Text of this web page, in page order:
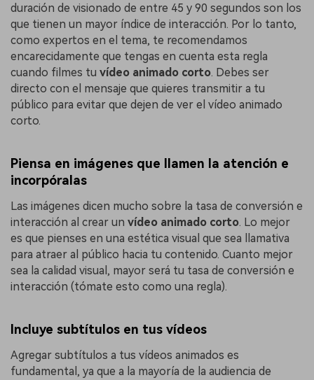
duración de visionado de entre 45 y 90 segundos son los
que tienen un mayor índice de interacción. Por lo tanto,
como expertos en el tema, te recomendamos
encarecidamente que tengas en cuenta esta regla
cuando filmes tu vídeo animado corto. Debes ser
directo con el mensaje que quieres transmitir a tu
público para evitar que dejen de ver el vídeo animado
corto.
Piensa en imágenes que llamen la atención e
incorpóralas
Las imágenes dicen mucho sobre la tasa de conversión e
interacción al crear un vídeo animado corto. Lo mejor
es que pienses en una estética visual que sea llamativa
para atraer al público hacia tu contenido. Cuanto mejor
sea la calidad visual, mayor será tu tasa de conversión e
interacción (tómate esto como una regla).
Incluye subtítulos en tus vídeos
Agregar subtítulos a tus vídeos animados es
fundamental, ya que a la mayoría de la audiencia de